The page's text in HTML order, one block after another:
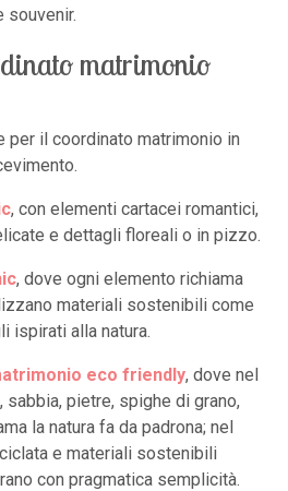
souvenir.
matrimonio
per il coordinato matrimonio in
, con elementi cartacei romantici,
e dettagli floreali o in pizzo.
, dove ogni elemento richiama
materiali sostenibili come
ispirati alla natura.
eco friendly, dove nel
pietre, spighe di grano,
la natura fa da padrona; nel
e materiali sostenibili
con pragmatica semplicità.